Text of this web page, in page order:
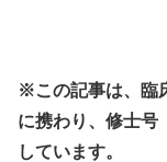
※この記事は、臨
に携わり、修士号
しています。